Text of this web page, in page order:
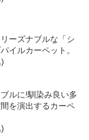
ーズナブルな 「シ
イルカーペット。
ルに!馴染み良い多
を演出するカーペ